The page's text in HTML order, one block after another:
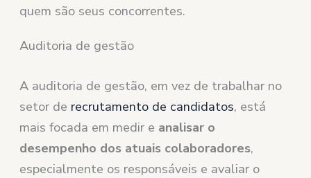
quem são seus concorrentes.
Auditoria de gestão
A auditoria de gestão, em vez de trabalhar no
setor de recrutamento de candidatos, está
mais focada em medir e analisar o
desempenho dos atuais colaboradores,
especialmente os responsáveis e avaliar o